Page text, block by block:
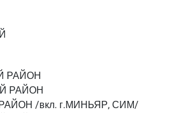
РАЙОН
РАЙОН
/вкл. г.МИНЬЯР, СИМ/